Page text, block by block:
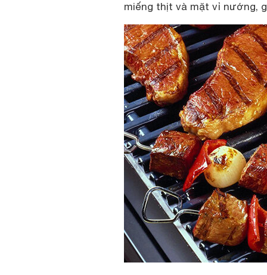
miếng thịt và mặt vỉ nướng,